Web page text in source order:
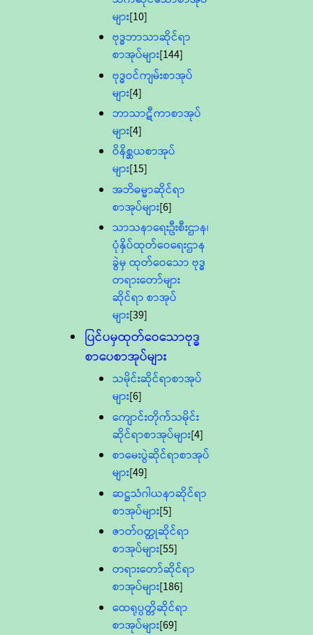
များ[10]
ဗုဒ္ဓဘာသာဆိုင်ရာ
စာအုပ်များ[144]
ဗုဒ္ဓဝင်ကျမ်းစာအုပ်
များ[4]
ဘာသာဋီကာစာအုပ်
များ[4]
ဝိနိစ္ဆယစာအုပ်
များ[15]
အဘိဓမ္မာဆိုင်ရာ
စာအုပ်များ[6]
သာသနာရေးဦးစီးဌာန၊
ပုံနှိပ်ထုတ်ဝေရေးဌာန
ခွဲမှ ထုတ်ဝေသော ဗုဒ္ဓ
တရားတော်များ
ဆိုင်ရာ စာအုပ်
များ[39]
ပြင်ပမှထုတ်ဝေသောဗုဒ္ဓ
စာပေစာအုပ်များ
သမိုင်းဆိုင်ရာစာအုပ်
များ[6]
ကျောင်းတိုက်သမိုင်း
ဆိုင်ရာစာအုပ်များ[4]
စာမေးပွဲဆိုင်ရာစာအုပ်
များ[49]
ဆဋ္ဌသံဂါယနာဆိုင်ရာ
စာအုပ်များ[5]
ဇာတ်၀တ္ထုဆိုင်ရာ
စာအုပ်များ[55]
တရားတော်ဆိုင်ရာ
စာအုပ်များ[186]
ထေရုပ္ပတ္တိဆိုင်ရာ
စာအုပ်များ[69]